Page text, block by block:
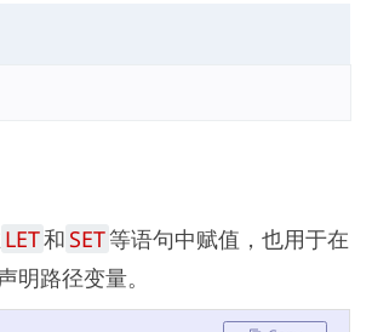
LET和 SET等语句中赋值，也用于在
明路径变量。